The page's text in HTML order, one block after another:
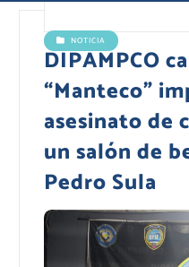
NOTICIA
DIPAMPCO
“Manteco”
asesinato de
un salón de
Pedro Sula